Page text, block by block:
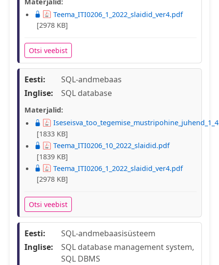
Teema_ITI0206_1_2022_slaidid_ver4.pdf
[2978 KB]
Otsi veebist
Eesti:
SQL-andmebaas
Inglise:
SQL database
Materjalid:
[1833 KB]
Teema_ITI0206_10_2022_slaidid.pdf
[1839 KB]
Teema_ITI0206_1_2022_slaidid_ver4.pdf
[2978 KB]
Otsi veebist
Eesti:
SQL-andmebaasisüsteem
Inglise:
SQL database management system,
SQL DBMS